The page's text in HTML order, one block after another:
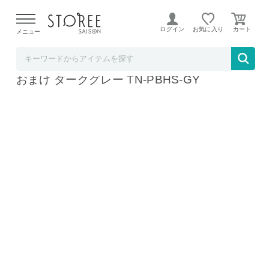
よる配送遅延が発生しております。
メニュー ログイン お気に入り
MILASIC ペットボトルホルダー エクリュ1個
おまけ ダークグレー TN-PBHS-GY